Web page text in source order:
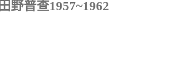
野普查1957~1962